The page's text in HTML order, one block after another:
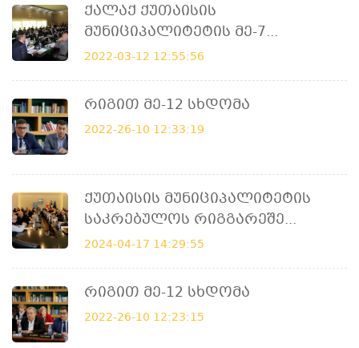
Ქალაქ Ქუთაისის
Მუნიციპალიტეტის Მე-7...
2022-03-12 12:55:56
Რიგით Მე-12 Სხდომა
2022-26-10 12:33:19
Ქუთაისის Მუნიციპალიტეტის
Საკრებულოს Რიგგარეშე...
2024-04-17 14:29:55
Რიგით Მე-12 Სხდომა
2022-26-10 12:23:15